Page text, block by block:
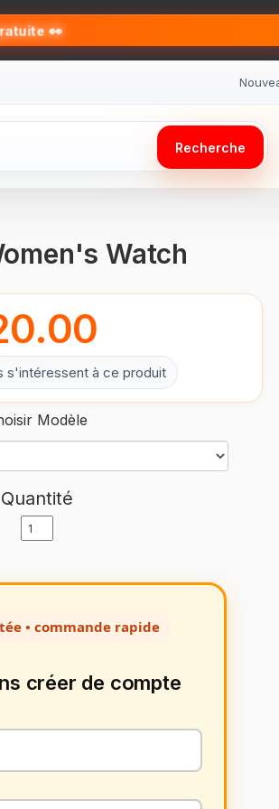
👀 Ouvre, essaie, puis paie | 🚚 Livraison gratuite
Recherche
Watch
s'intéressent à ce produit
Modèle
Quantité
• commande rapide
créer de compte